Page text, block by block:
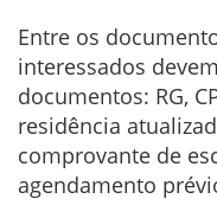
Entre os
interessados
documentos: RG,
residência
comprovante de
agendamento